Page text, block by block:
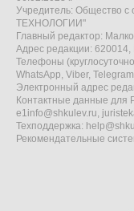
Учредитель: Общество с
ТЕХНОЛОГИИ"
Главный редактор:
Адрес редакции: 620014,
Телефоны
WhatsApp, Viber,
Электронный адрес
Контактные данные для
e1info@shkulev.ru,
Техподдержка:
Рекомендательные